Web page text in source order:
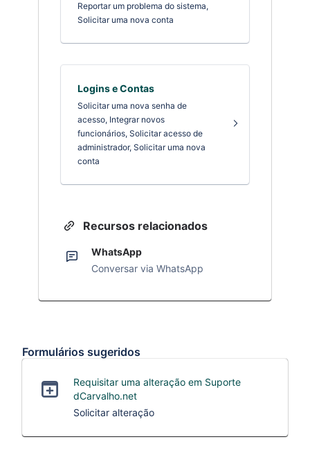
Reportar um problema do sistema,
Solicitar uma nova conta
Logins e Contas
Solicitar uma nova senha de
acesso, Integrar novos
funcionários, Solicitar acesso de
administrador, Solicitar uma nova
conta
Recursos relacionados
WhatsApp
Conversar via WhatsApp
Formulários sugeridos
Requisitar uma alteração em Suporte
dCarvalho.net
Solicitar alteração